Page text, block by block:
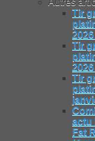
Autres
Tir
Tir
Tir
actu
Fat